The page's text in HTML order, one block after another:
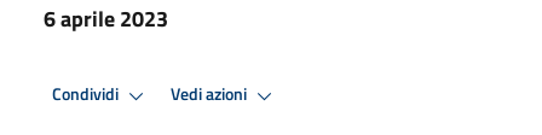
6 aprile 2023
Condividi Vedi azioni